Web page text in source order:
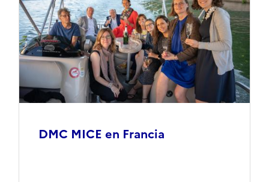
DMC MICE en Francia